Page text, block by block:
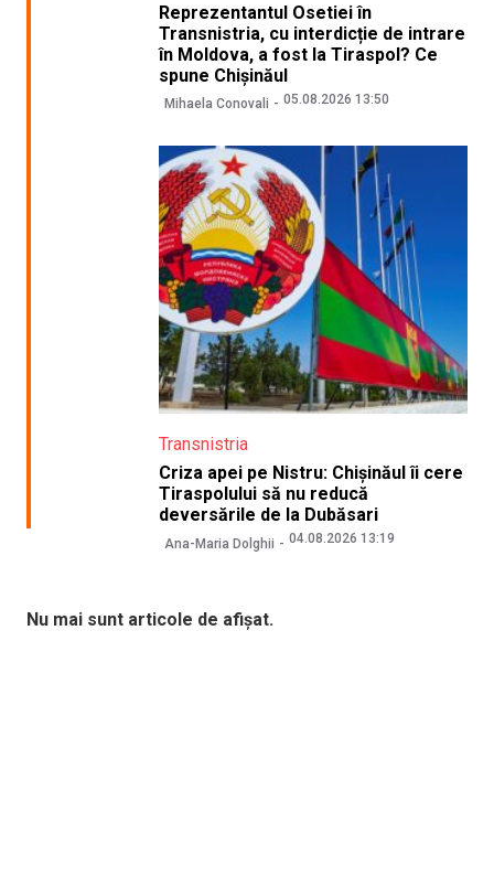
Reprezentantul Osetiei în
Transnistria, cu interdicție de intrare
în Moldova, a fost la Tiraspol? Ce
spune Chișinăul
Mihaela Conovali 05.08.2026 13:50
Transnistria
Criza apei pe Nistru: Chișinăul îi cere
Tiraspolului să nu reducă
deversările de la Dubăsari
Ana-Maria Dolghii 04.08.2026 13:19
Nu mai sunt articole de afișat.